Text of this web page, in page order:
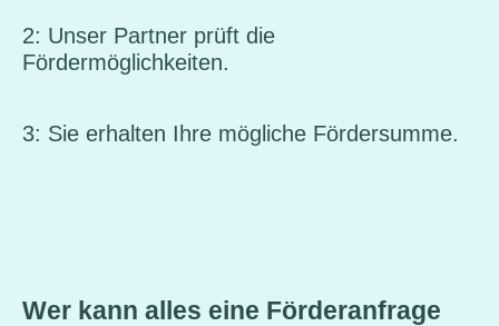
2: Unser Partner prüft die
Fördermöglichkeiten.
3: Sie erhalten Ihre mögliche Fördersumme.
Wer kann alles eine Förderanfrage